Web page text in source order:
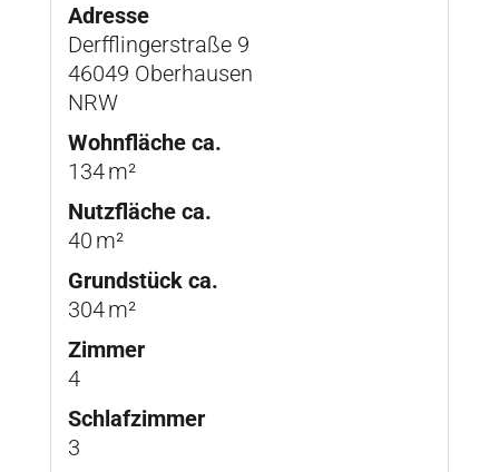
Adresse
Derfflingerstraße 9
46049 Oberhausen
NRW
Wohnfläche ca.
134 m²
Nutzfläche ca.
40 m²
Grund­stück ca.
304 m²
Zimmer
4
Schlafzimmer
3